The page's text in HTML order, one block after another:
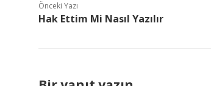
Önceki Yazı
Hak Ettim Mi Nasıl Yazılır